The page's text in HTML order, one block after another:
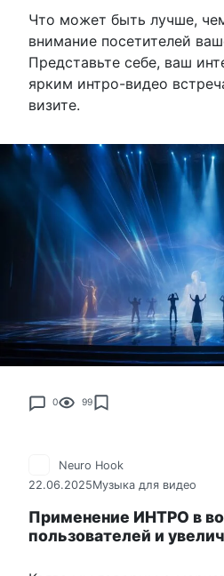
Что может быть лучше,
внимание посетителей
Представьте себе, ваш
ярким интро-видео
визите.
0 99
Neuro Hook
22.06.2025Музыка для видео
Применение ИНТРО в
пользователей и